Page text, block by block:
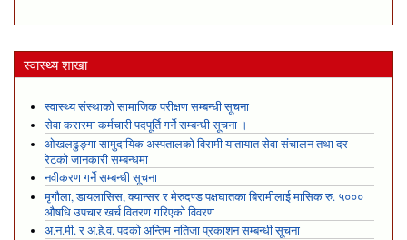
स्वास्थ्य शाखा
स्वास्थ्य संस्थाको सामाजिक परीक्षण सम्बन्धी सूचना
सेवा करारमा कर्मचारी पदपूर्ति गर्ने सम्बन्धी सूचना ।
ओखलढुङ्गा सामुदायिक अस्पतालको विरामी यातायात सेवा संचालन तथा दर
रेटको जानकारी सम्बन्धमा
नवीकरण गर्ने सम्बन्धी सूचना
मृगौला, डायलासिस, क्यान्सर र मेरुदण्ड पक्षघातका बिरामीलाई मासिक रु. ५०००
औषधि उपचार खर्च वितरण गरिएको विवरण
अ.न.मी. र अ.हे.व. पदको अन्तिम नतिजा प्रकाशन सम्बन्धी सूचना